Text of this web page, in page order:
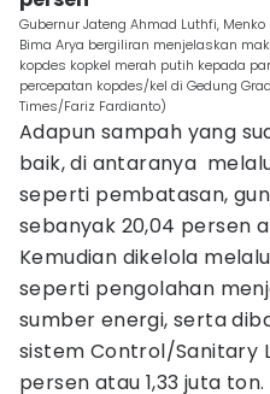
Gubernur Jateng Ahmad Luthfi,
Bima Arya bergiliran menjelaskan
kopdes kopkel merah putih kepada
percepatan kopdes/kel di Gedung
Times/Fariz Fardianto)
Adapun sampah yang
baik, di antaranya
seperti pembatasan,
sebanyak 20,04 persen
Kemudian dikelola
seperti pengolahan
sumber energi, serta
sistem Control/Sanitary
persen atau 1,33 juta ton.